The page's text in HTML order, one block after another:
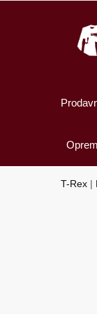
T-Rex |